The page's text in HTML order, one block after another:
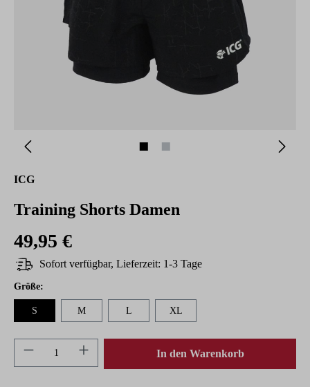
ICG
Training Shorts Damen
49,95 €
Sofort verfügbar, Lieferzeit: 1-3 Tage
Größeauswählen
:
S M L XL
Produkt Anzahl: Gib den gewünschten Wert
In den Warenkorb